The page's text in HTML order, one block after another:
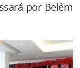
por Belém